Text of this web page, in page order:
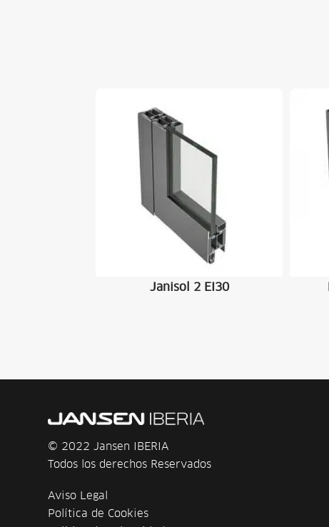
Janisol 2 EI30
© 2022 Jansen IBERIA
Todos los derechos Reservados
Aviso Legal
Política de Cookies